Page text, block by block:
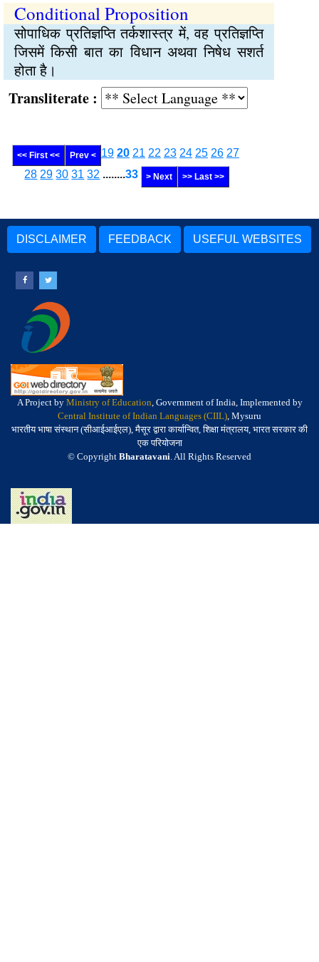
Conditional Proposition
सोपाधिक प्रतिज्ञप्ति तर्कशास्त्र में, वह प्रतिज्ञप्ति
जिसमें किसी बात का विधान अथवा निषेध सशर्त
होता है।
:
<< First << Prev < 19 20 21 22 23 24 25 26 27
28 29 30 31 32 ........33 > Next >> Last >>
DISCLAIMER FEEDBACK USEFUL WEBSITES
A Project by Ministry of Education, Government of India, Implemented by
Central Institute of Indian Languages (CIIL), Mysuru
भारतीय भाषा संस्थान (सीआईआईएल), मैसूर द्वारा कार्यान्वित, शिक्षा मंत्रालय, भारत सरकार की
एक परियोजना
© Copyright Bharatavani. All Rights Reserved